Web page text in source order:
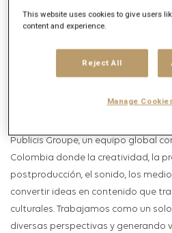
Descripción del puesto
Publicis Groupe, un equipo global
Colombia donde la creatividad, la
postproducción, el sonido, los
convertir ideas en contenido que
culturales. Trabajamos como un
diversas perspectivas y generando
This website uses cookies to give users
content and experience.
Reject All
Manage